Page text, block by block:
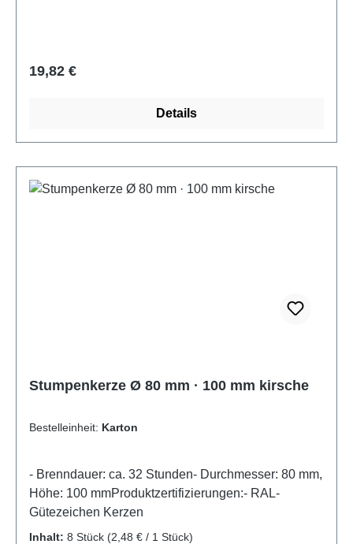
Regulärer Preis:
19,82 €
Details
Stumpenkerze Ø 80 mm · 100 mm kirsche
Bestelleinheit: Karton
- Brenndauer: ca. 32 Stunden- Durchmesser: 80 mm,
Höhe: 100 mmProduktzertifizierungen:- RAL-
Gütezeichen Kerzen
Inhalt: 8 Stück (2,48 € / 1 Stück)